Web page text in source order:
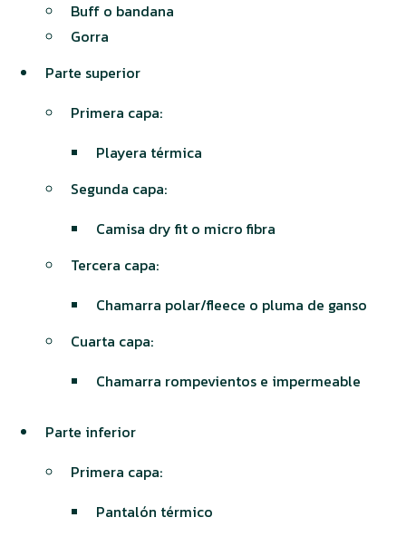
Buff o bandana
Gorra
Parte superior
Primera capa:
Playera térmica
Segunda capa:
Camisa dry fit o micro fibra
Tercera capa:
Chamarra polar/fleece o pluma de ganso
Cuarta capa:
Chamarra rompevientos e impermeable
Parte inferior
Primera capa:
Pantalón térmico